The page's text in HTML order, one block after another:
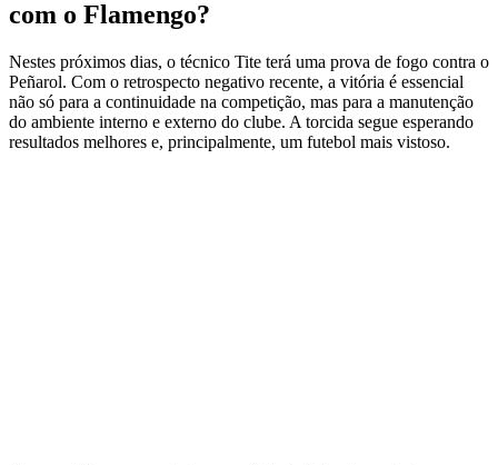
com o Flamengo?
Nestes próximos dias, o técnico Tite terá uma prova de fogo contra o
Peñarol. Com o retrospecto negativo recente, a vitória é essencial
não só para a continuidade na competição, mas para a manutenção
do ambiente interno e externo do clube. A torcida segue esperando
resultados melhores e, principalmente, um futebol mais vistoso.